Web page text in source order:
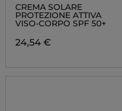
ABBRONZATURA
PERFETTA
CREMA SOLARE
PROTEZIONE ATTIVA
VISO-CORPO SPF 50+
24,54 €